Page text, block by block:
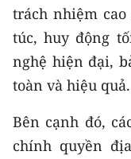
Ảnh
Infographic
TIN MỚI
TIN ĐỊA PHƯƠNG
trách nhiệm
túc, huy động
nghệ hiện đại,
toàn và hiệu quả.
Bên cạnh đó,
chính quyền